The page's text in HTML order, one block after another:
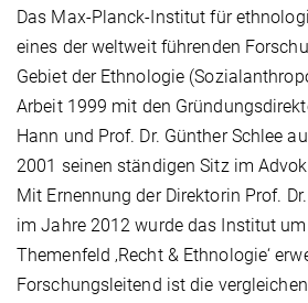
Das Max-Planck-Institut für
eines der weltweit führenden
Gebiet der Ethnologie
Arbeit 1999 mit den
Hann und Prof. Dr. Günther Schlee
2001 seinen ständigen Sitz im
Mit Ernennung der Direktorin Prof.
im Jahre 2012 wurde das Institut
Themenfeld ‚Recht & Ethnologie‘
Forschungsleitend ist die